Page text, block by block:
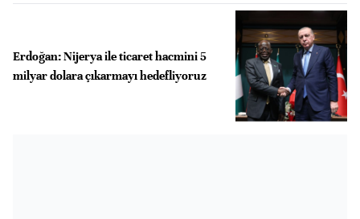
Erdoğan: Nijerya ile ticaret hacmini 5
milyar dolara çıkarmayı hedefliyoruz